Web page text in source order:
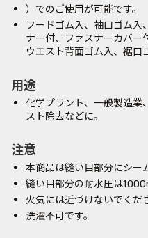
）でのご使用が可能です。
フードゴム入、袖口ゴム
ナー付、ファスナーカバー
ウエスト背面ゴム入、裾口
用途
化学プラント、一般製造業
スト除去などに。
注意
本商品は縫い目部分にシー
縫い目部分の耐水圧は
火気には近づけないでくだ
洗濯不可です。